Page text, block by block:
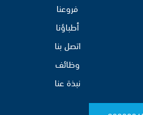
فروعنا
أطباؤنا
اتصل بنا
وظائف
نبذة عنا